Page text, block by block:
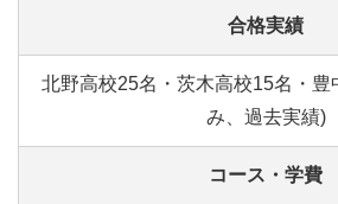
合格実績
北野高校25名・茨木高校15名・豊
み、過去実績)
コース・学費